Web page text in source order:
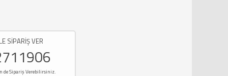
SİPARİŞ VER
de Sipariş Verebilirsiniz.